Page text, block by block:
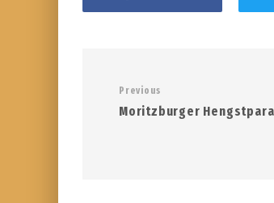
Previous
Moritzburger